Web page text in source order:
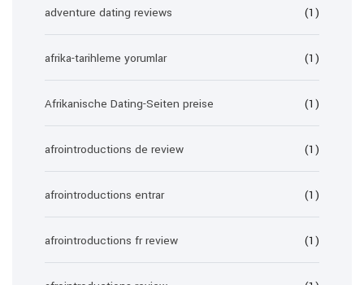
adventure dating reviews (1)
afrika-tarihleme yorumlar (1)
Afrikanische Dating-Seiten preise (1)
afrointroductions de review (1)
afrointroductions entrar (1)
afrointroductions fr review (1)